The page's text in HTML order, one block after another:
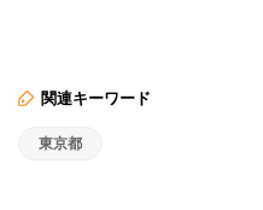
関連キーワード
東京都